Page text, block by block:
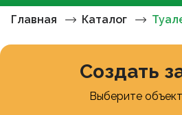
Главная Каталог
Создать
Выберите